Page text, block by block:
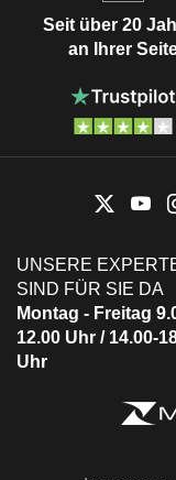
Seit über 20
an Ihrer
UNSERE
SIND FÜR SIE DA
Montag - Freitag
12.00 Uhr / 14.00-
Uhr